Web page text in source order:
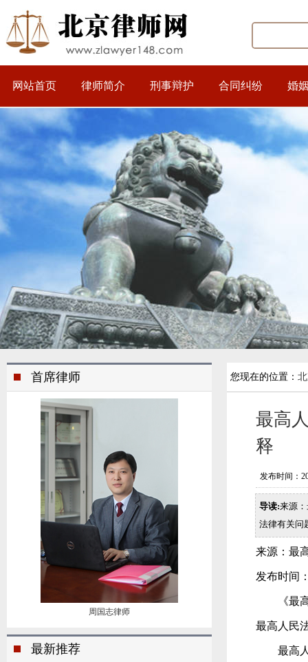
网站首页 律师简介 刑事辩护 合同纠纷 婚
首席律师
周国志律师
最新推荐
您现在的位置：
最高
释
发布时间：
导读:来源
法律有关问
来源：最
发布时间
《最高
最高人民
最高人